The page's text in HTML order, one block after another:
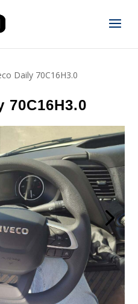
Daily 70C16H3.0
70C16H3.0